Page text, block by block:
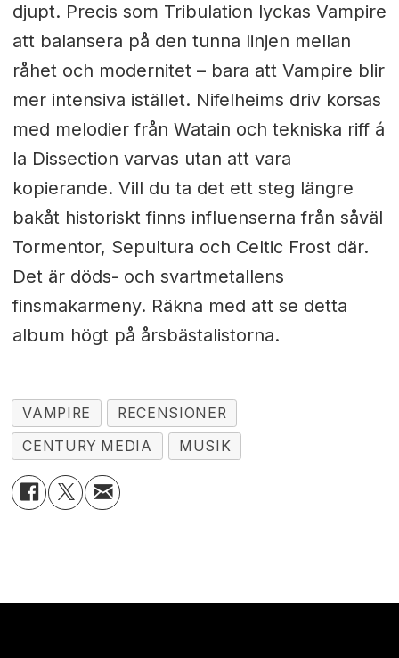
djupt. Precis som Tribulation lyckas Vampire
att balansera på den tunna linjen mellan
råhet och modernitet – bara att Vampire blir
mer intensiva istället. Nifelheims driv korsas
med melodier från Watain och tekniska riff á
la Dissection varvas utan att vara
kopierande. Vill du ta det ett steg längre
bakåt historiskt finns influenserna från såväl
Tormentor, Sepultura och Celtic Frost där.
Det är döds- och svartmetallens
finsmakarmeny. Räkna med att se detta
album högt på årsbästalistorna.
VAMPIRE
RECENSIONER
CENTURY MEDIA
MUSIK